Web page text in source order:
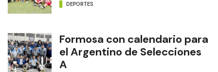
DEPORTES
Formosa con calendario para
el Argentino de Selecciones
A